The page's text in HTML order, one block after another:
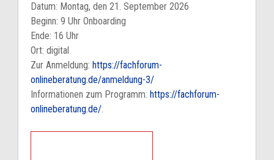
Datum: Montag, den 21. September 2026
Beginn: 9 Uhr Onboarding
Ende: 16 Uhr
Ort: digital
Zur Anmeldung: https://fachforum-
onlineberatung.de/anmeldung-3/
Informationen zum Programm: https://fachforum-
onlineberatung.de/.